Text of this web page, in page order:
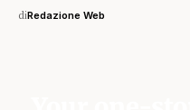
diRedazione Web